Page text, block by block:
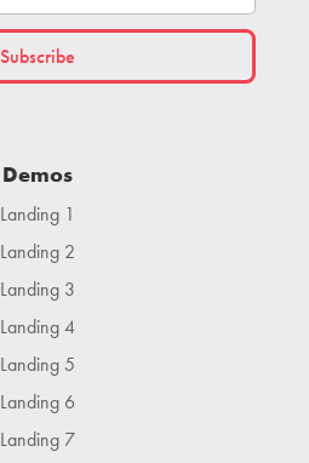
Demos
Landing 1
Landing 2
Landing 3
Landing 4
Landing 5
Landing 6
Landing 7